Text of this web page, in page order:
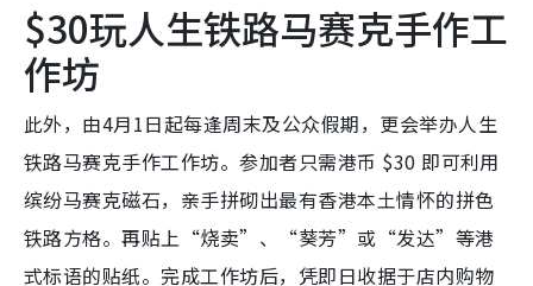
$30玩人生铁路马赛克手作工
作坊
此外，由4月1日起每逢周末及公众假期，更会举办人生
铁路马赛克手作工作坊。参加者只需港币 $30 即可利用
缤纷马赛克磁石，亲手拼砌出最有香港本土情怀的拼色
铁路方格。再贴上 “烧卖”、“葵芳”或“发达”等港
式标语的贴纸。完成工作坊后，凭即日收据于店内购物